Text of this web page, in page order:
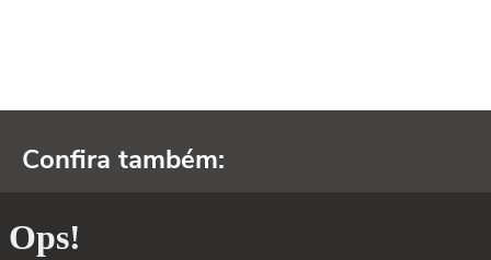
Confira também: